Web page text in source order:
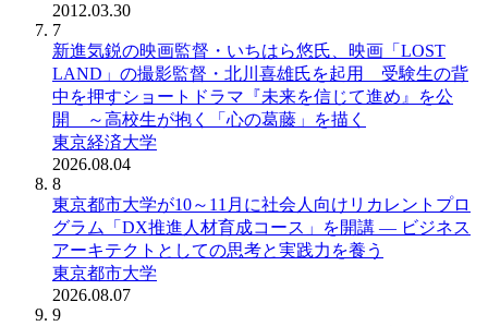
2012.03.30
7
新進気鋭の映画監督・いちはら悠氏、映画「LOST
LAND」の撮影監督・北川喜雄氏を起用 受験生の背
中を押すショートドラマ『未来を信じて進め』を公
開 ～高校生が抱く「心の葛藤」を描く
東京経済大学
2026.08.04
8
東京都市大学が10～11月に社会人向けリカレントプロ
グラム「DX推進人材育成コース」を開講 ― ビジネス
アーキテクトとしての思考と実践力を養う
東京都市大学
2026.08.07
9